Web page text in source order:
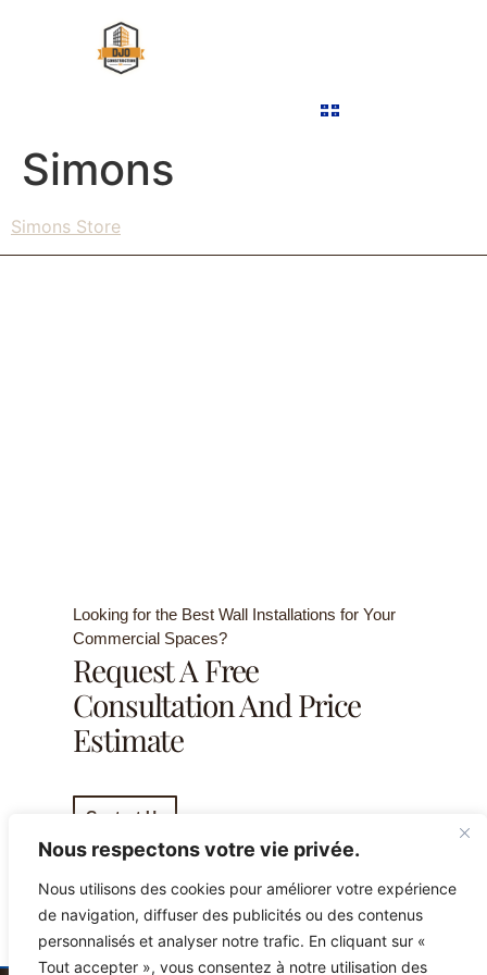
Nous respectons votre vie privée.
Nous utilisons des cookies pour améliorer votre expérience
de navigation, diffuser des publicités ou des contenus
personnalisés et analyser notre trafic. En cliquant sur «
Tout accepter », vous consentez à notre utilisation des
Simons
Simons Store
Looking for the Best Wall Installations for Your
Commercial Spaces?
Request A Free
Consultation And Price
Estimate
Contact Us